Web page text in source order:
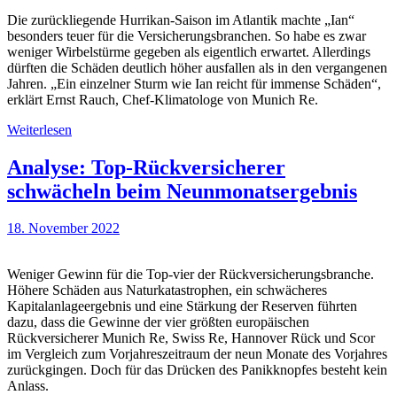
Die zurückliegende Hurrikan-Saison im Atlantik machte „Ian“
besonders teuer für die Versicherungsbranchen. So habe es zwar
weniger Wirbelstürme gegeben als eigentlich erwartet. Allerdings
dürften die Schäden deutlich höher ausfallen als in den vergangenen
Jahren. „Ein einzelner Sturm wie Ian reicht für immense Schäden“,
erklärt Ernst Rauch, Chef-Klimatologe von Munich Re.
Weiterlesen
Analyse: Top-Rückversicherer
schwächeln beim Neunmonatsergebnis
18. November 2022
Weniger Gewinn für die Top-vier der Rückversicherungsbranche.
Höhere Schäden aus Naturkatastrophen, ein schwächeres
Kapitalanlageergebnis und eine Stärkung der Reserven führten
dazu, dass die Gewinne der vier größten europäischen
Rückversicherer Munich Re, Swiss Re, Hannover Rück und Scor
im Vergleich zum Vorjahreszeitraum der neun Monate des Vorjahres
zurückgingen. Doch für das Drücken des Panikknopfes besteht kein
Anlass.